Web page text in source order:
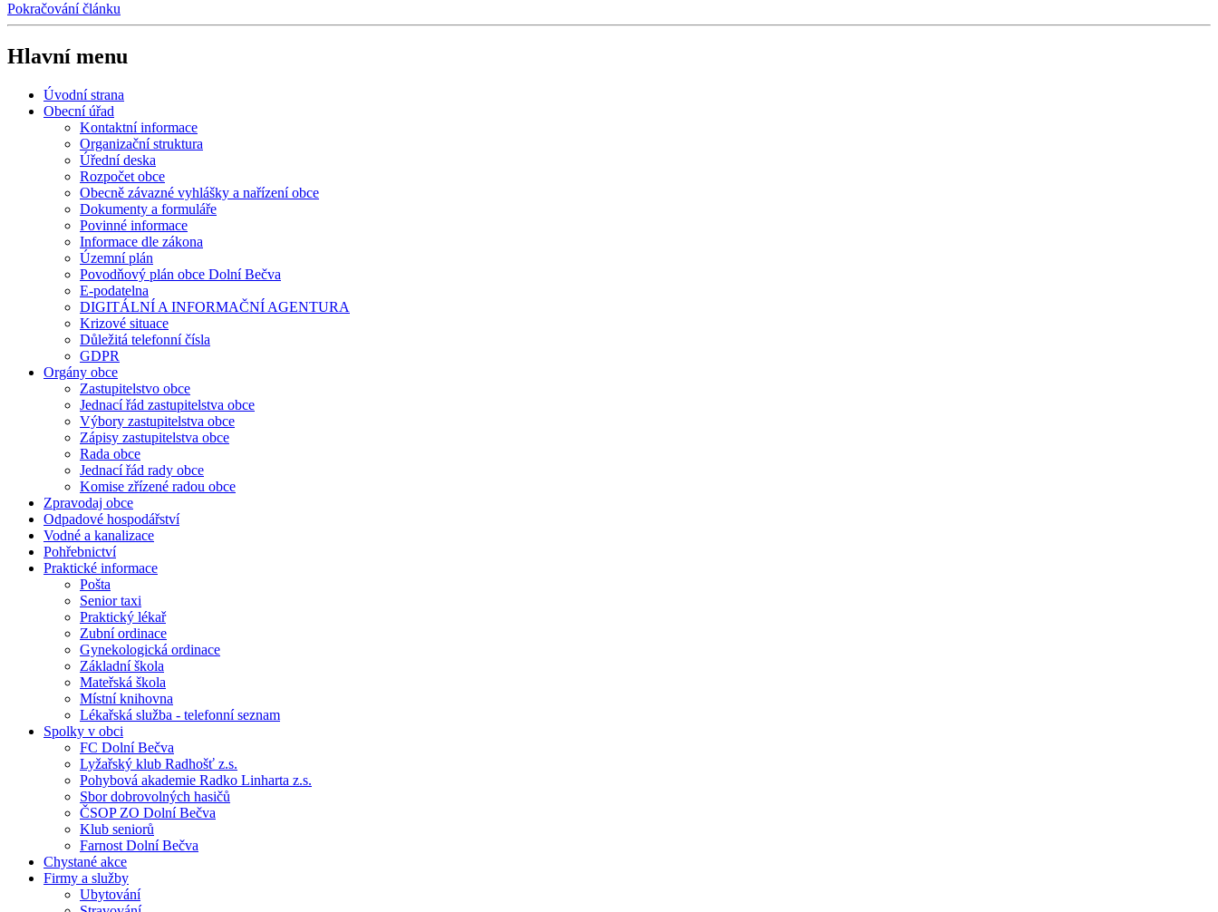
Pokračování článku
Hlavní menu
Úvodní strana
Obecní úřad
Kontaktní informace
Organizační struktura
Úřední deska
Rozpočet obce
Obecně závazné vyhlášky a nařízení obce
Dokumenty a formuláře
Povinné informace
Informace dle zákona
Územní plán
Povodňový plán obce Dolní Bečva
E-podatelna
DIGITÁLNÍ A INFORMAČNÍ AGENTURA
Krizové situace
Důležitá telefonní čísla
GDPR
Orgány obce
Zastupitelstvo obce
Jednací řád zastupitelstva obce
Výbory zastupitelstva obce
Zápisy zastupitelstva obce
Rada obce
Jednací řád rady obce
Komise zřízené radou obce
Zpravodaj obce
Odpadové hospodářství
Vodné a kanalizace
Pohřebnictví
Praktické informace
Pošta
Senior taxi
Praktický lékař
Zubní ordinace
Gynekologická ordinace
Základní škola
Mateřská škola
Místní knihovna
Lékařská služba - telefonní seznam
Spolky v obci
FC Dolní Bečva
Lyžařský klub Radhošť z.s.
Pohybová akademie Radko Linharta z.s.
Sbor dobrovolných hasičů
ČSOP ZO Dolní Bečva
Klub seniorů
Farnost Dolní Bečva
Chystané akce
Firmy a služby
Ubytování